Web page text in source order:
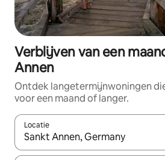
Verblijven van een
Annen
Ontdek langetermijnwoningen
voor een maand of langer.
Locatie
Wanneer er resultaten